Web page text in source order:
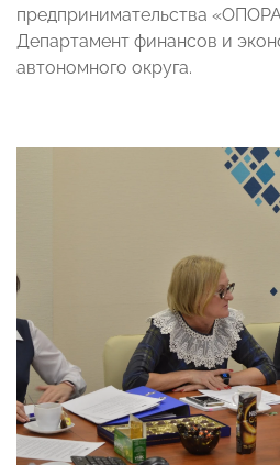
предпринимательства
Департамент финансов и
автономного округа.